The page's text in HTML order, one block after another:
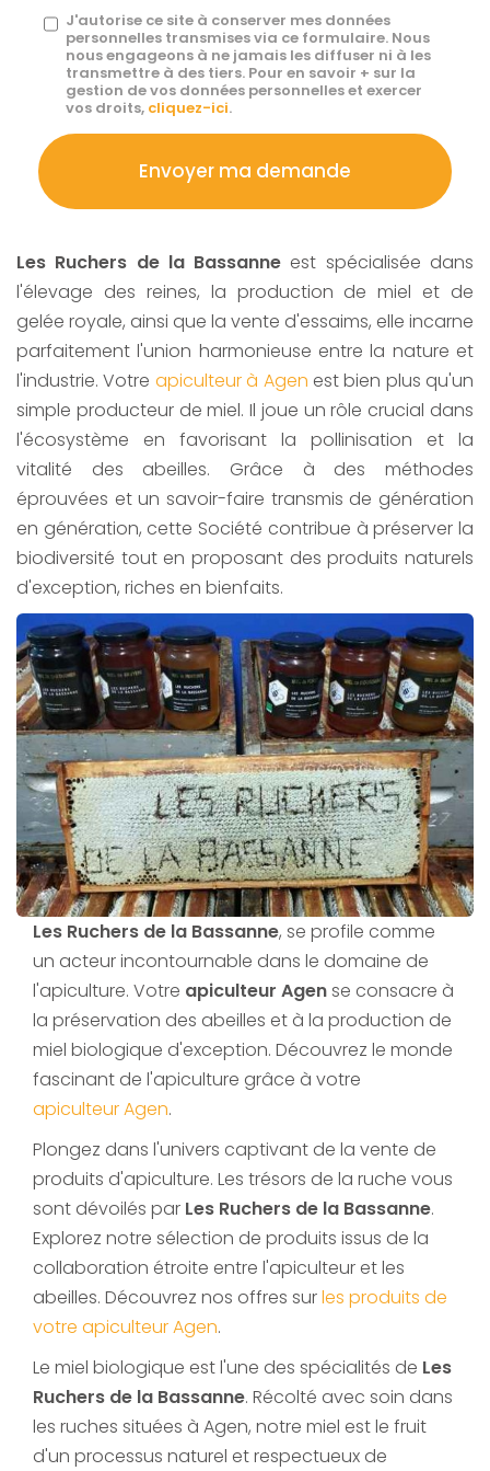
Message
J'autorise ce site à conserver mes données
personnelles transmises via ce formulaire. Nous
nous engageons à ne jamais les diffuser ni à les
transmettre à des tiers. Pour en savoir + sur la
gestion de vos données personnelles et exercer
vos droits, cliquez-ici.
Acceptation
RGPD
*
Envoyer ma demande
Les Ruchers de la Bassanne est spécialisée dans
l'élevage des reines, la production de miel et de
gelée royale, ainsi que la vente d'essaims, elle incarne
parfaitement l'union harmonieuse entre la nature et
l'industrie. Votre apiculteur à Agen est bien plus qu'un
simple producteur de miel. Il joue un rôle crucial dans
l'écosystème en favorisant la pollinisation et la
vitalité des abeilles. Grâce à des méthodes
éprouvées et un savoir-faire transmis de génération
en génération, cette Société contribue à préserver la
biodiversité tout en proposant des produits naturels
d'exception, riches en bienfaits.
Les Ruchers de la Bassanne, se profile comme
un acteur incontournable dans le domaine de
l'apiculture. Votre apiculteur Agense consacre à
la préservation des abeilles et à la production de
miel biologique d'exception. Découvrez le monde
fascinant de l'apiculture grâce à votre
apiculteur Agen.
Plongez dans l'univers captivant de la vente de
produits d'apiculture. Les trésors de la ruche vous
sont dévoilés par Les Ruchers de la Bassanne.
Explorez notre sélection de produits issus de la
collaboration étroite entre l'apiculteur et les
abeilles. Découvrez nos offres surles produits de
votre apiculteur Agen.
Le miel biologique est l'une des spécialités de Les
Ruchers de la Bassanne. Récolté avec soin dans
les ruches situées à Agen, notre miel est le fruit
d'un processus naturel et respectueux de